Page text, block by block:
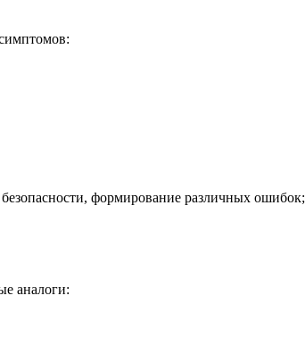
формирование различных ошибок;
аналоги: